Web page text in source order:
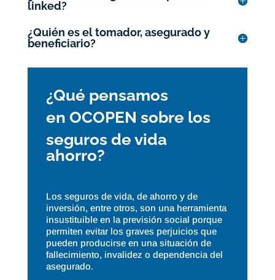
linked?
¿Quién es el tomador, asegurado y
beneficiario?
¿Qué pensamos
en OCOPEN sobre los
seguros de vida
ahorro?
Los seguros de vida, de ahorro y de
inversión, entre otros, son una herramienta
insustituible en la previsión social porque
permiten evitar los graves perjuicios que
pueden producirse en una situación de
fallecimiento, invalidez o dependencia del
asegurado.